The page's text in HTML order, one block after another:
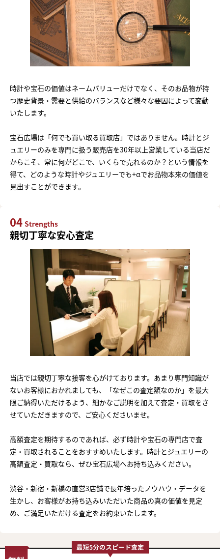
時計や宝石の価値はネームバリューだけでなく、そのお品物が持
つ歴史背景・需要と供給のバランスなど様々な要因によって変動
いたします。
宝石広場は「何でも買い取る買取店」ではありません。時計とジ
ュエリーのみを専門に扱う販売店を30年以上営業している当店だ
からこそ、常に何がどこで、いくらで売れるのか？という情報を
得て、どのような時計やジュエリーでも+αでお品物本来の価値を
見出すことができます。
04 Strengths
親切丁寧な安心査定
当店では親切丁寧な接客を心がけております。あまり専門知識が
ないお客様におかれましても、「なぜこの査定額なのか」を最大
限ご納得いただけるよう、細かなご説明を加えて査定・買取をさ
せていただきますので、ご安心くださいませ。
高額査定を期待するのであれば、必ず時計や宝石の専門店で査
定・買取されることをおすすめいたします。時計とジュエリーの
高額査定・買取なら、ぜひ宝石広場へお持ち込みください。
渋谷・新宿・新橋の直営3店舗で長年培ったノウハウ・データを
生かし、お客様がお持ち込みいただいた商品の真の価値を見定
め、ご満足いただける査定をお約束いたします。